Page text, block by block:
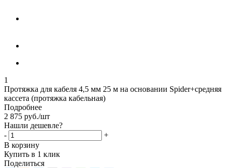
1
Протяжка для кабеля 4,5 мм 25 м на основании Spider+средняя
кассета (протяжка кабельная)
Подробнее
2 875 руб./шт
Нашли дешевле?
-
+
В корзину
Купить в 1 клик
Поделиться